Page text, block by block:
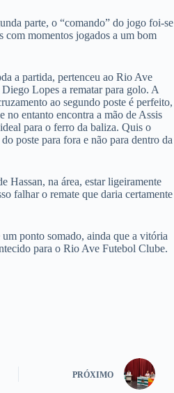
parte, o “comando” do jogo foi-se
com momentos jogados a um bom
a partida, pertenceu ao Rio Ave
Lopes a rematar para golo. A
ao segundo poste é perfeito,
no entanto encontra a mão de Assis
para o ferro da baliza. Quis o
poste para fora e não para dentro da
Hassan, na área, estar ligeiramente
falhar o remate que daria certamente
ponto somado, ainda que a vitória
para o Rio Ave Futebol Clube.
PRÓXIMO